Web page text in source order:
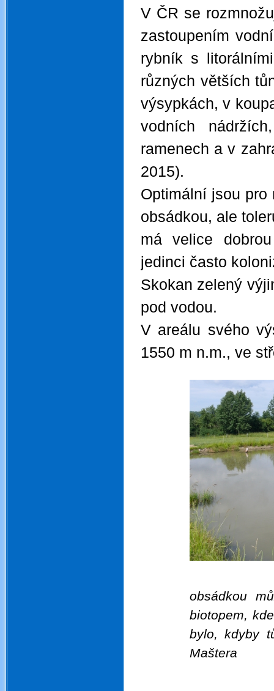
V ČR se
zastoupením
rybník s
různých větších
výsypkách, v
vodních
ramenech a v
2015).
Optimální jsou
obsádkou, ale
má velice
jedinci často
Skokan zelený
pod vodou.
V areálu svého
1550 m n.m., ve
obsádkou
biotopem,
bylo, kdyby
Maštera